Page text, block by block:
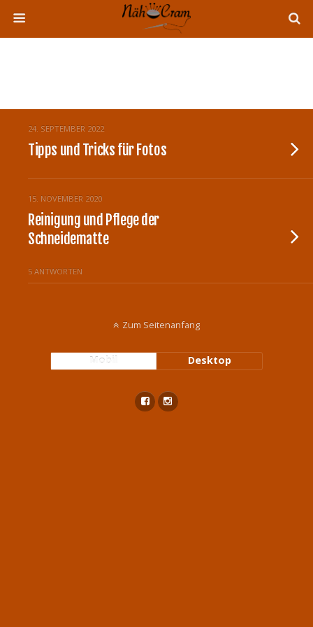
24. SEPTEMBER 2022
Tipps und Tricks für Fotos
15. NOVEMBER 2020
Reinigung und Pflege der
Schneidematte
5 ANTWORTEN
Zum Seitenanfang
Mobil Desktop